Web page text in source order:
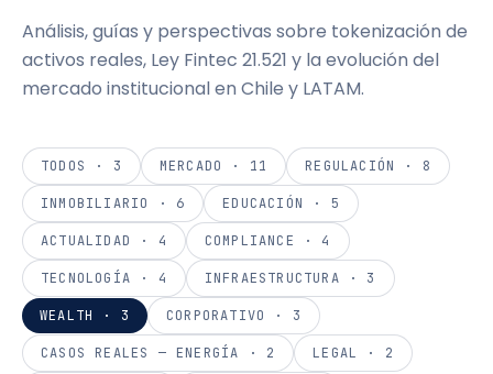
Análisis, guías y perspectivas sobre tokenización de
activos reales, Ley Fintec 21.521 y la evolución del
mercado institucional en Chile y LATAM.
TODOS · 3 MERCADO · 11 REGULACIÓN · 8
INMOBILIARIO · 6 EDUCACIÓN · 5
ACTUALIDAD · 4 COMPLIANCE · 4
TECNOLOGÍA · 4 INFRAESTRUCTURA · 3
WEALTH · 3 CORPORATIVO · 3
CASOS REALES — ENERGÍA · 2 LEGAL · 2